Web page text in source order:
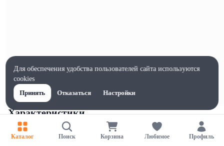
Характеристики
Ширина, мм
86
Каталог Поиск Корзина Любимое Профиль
Для обеспечения удобства пользователей сайта используются
cookies
Принять
Отказаться Настройки